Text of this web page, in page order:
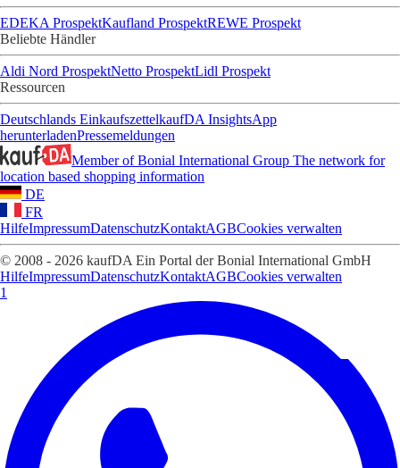
EDEKA ProspektKaufland ProspektREWE Prospekt
Beliebte Händler
Aldi Nord ProspektNetto ProspektLidl Prospekt
Ressourcen
Deutschlands EinkaufszettelkaufDA InsightsApp
herunterladenPressemeldungen
Member of Bonial International Group The network for
location based shopping information
DE
FR
HilfeImpressumDatenschutzKontaktAGBCookies verwalten
© 2008 - 2026 kaufDA Ein Portal der Bonial International GmbH
HilfeImpressumDatenschutzKontaktAGBCookies verwalten
1